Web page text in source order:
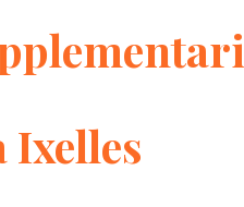
Ixelles